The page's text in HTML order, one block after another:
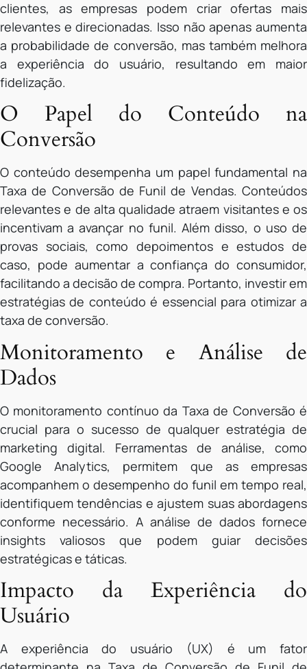
clientes, as empresas podem criar ofertas mais
relevantes e direcionadas. Isso não apenas aumenta
a probabilidade de conversão, mas também melhora
a experiência do usuário, resultando em maior
fidelização.
O Papel do Conteúdo na
Conversão
O conteúdo desempenha um papel fundamental na
Taxa de Conversão de Funil de Vendas. Conteúdos
relevantes e de alta qualidade atraem visitantes e os
incentivam a avançar no funil. Além disso, o uso de
provas sociais, como depoimentos e estudos de
caso, pode aumentar a confiança do consumidor,
facilitando a decisão de compra. Portanto, investir em
estratégias de conteúdo é essencial para otimizar a
taxa de conversão.
Monitoramento e Análise de
Dados
O monitoramento contínuo da Taxa de Conversão é
crucial para o sucesso de qualquer estratégia de
marketing digital. Ferramentas de análise, como
Google Analytics, permitem que as empresas
acompanhem o desempenho do funil em tempo real,
identifiquem tendências e ajustem suas abordagens
conforme necessário. A análise de dados fornece
insights valiosos que podem guiar decisões
estratégicas e táticas.
Impacto da Experiência do
Usuário
A experiência do usuário (UX) é um fator